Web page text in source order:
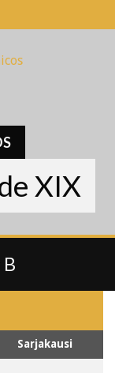
XIX
Sarjakausi